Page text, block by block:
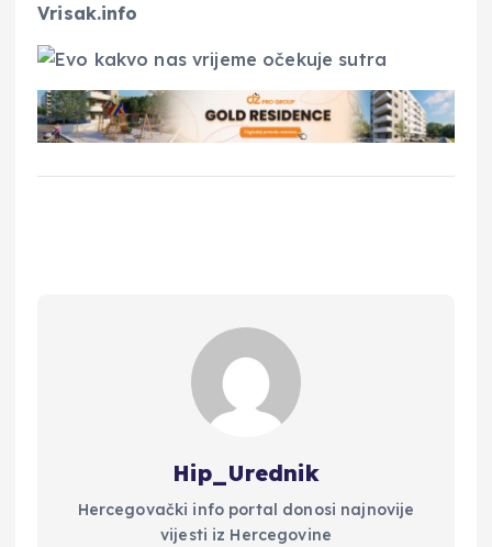
Vrisak.info
Hip_Urednik
Hercegovački info portal donosi najnovije
vijesti iz Hercegovine